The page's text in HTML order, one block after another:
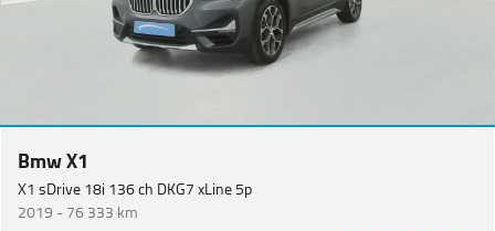
Bmw X1
X1 sDrive 18i 136 ch DKG7 xLine 5p
2019 -76 333 km